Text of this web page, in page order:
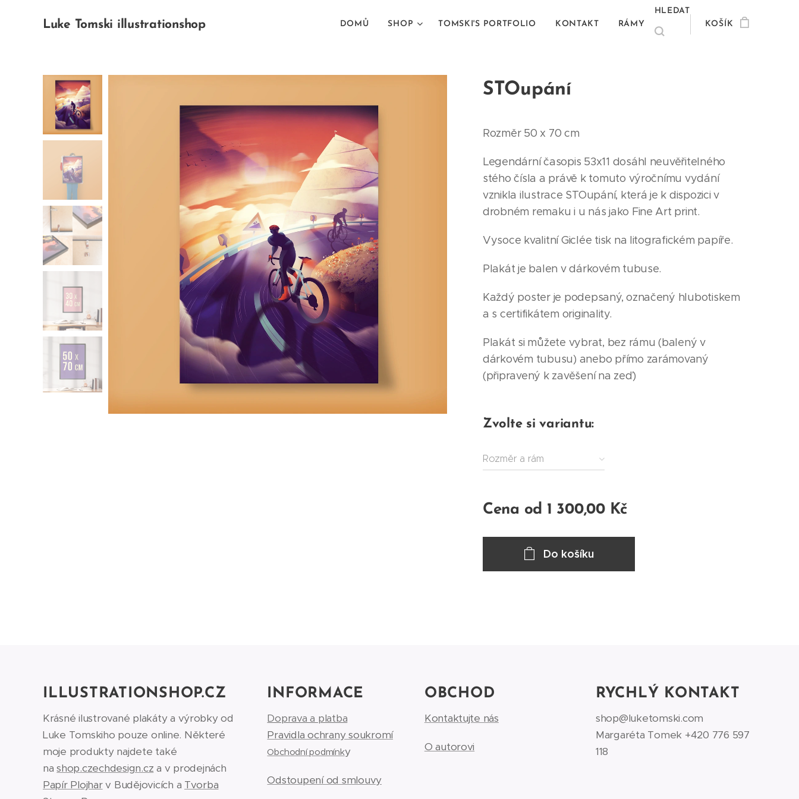
Luke Tomski illustrationshop DOMŮ SHOP TOMSKI'S PORTFOLIO KONTAKT RÁMY
HLEDAT
KOŠÍK
STOupání
Rozměr 50 x 70 cm
Legendární časopis 53x11 dosáhl neuvěřitelného
stého čísla a právě k tomuto výročnímu vydání
vznikla ilustrace STOupání, která je k dispozici v
drobném remaku i u nás jako Fine Art print.
Vysoce kvalitní Giclée tisk na litografickém papíře.
Plakát je balen v dárkovém tubuse.
Každý poster je podepsaný, označený hlubotiskem
a s certifikátem originality.
Plakát si můžete vybrat, bez rámu (balený v
dárkovém tubusu) anebo přímo zarámovaný
(připravený k zavěšení na zeď)
Zvolte si variantu:
Rozměr a rám
Cena od 1 300,00Kč
Do košíku
ILLUSTRATIONSHOP.CZ
Krásné ilustrované plakáty a výrobky od
Luke Tomskiho pouze online. Některé
moje produkty najdete také
nashop.czechdesign.cz a v prodejnách
Papír Plojharv Budějovicích a Tvorba
INFORMACE
Doprava a platba
Pravidla ochrany soukromí
Obchodní podmínky
Odstoupení od smlouvy
OBCHOD
Kontaktujte nás
O autorovi
RYCHLÝ KONTAKT
shop@luketomski.com
Margaréta Tomek +420 776 597
118‬